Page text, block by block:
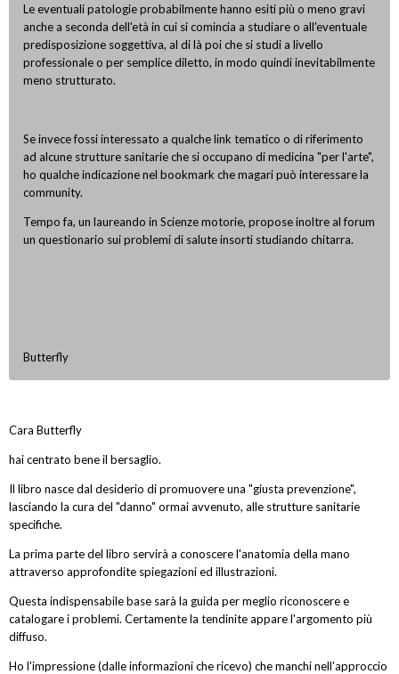
Le eventuali patologie probabilmente hanno esiti più o meno gravi
anche a seconda dell'età in cui si comincia a studiare o all'eventuale
predisposizione soggettiva, al di là poi che si studi a livello
professionale o per semplice diletto, in modo quindi inevitabilmente
meno strutturato.
Se invece fossi interessato a qualche link tematico o di riferimento
ad alcune strutture sanitarie che si occupano di medicina "per l'arte",
ho qualche indicazione nel bookmark che magari può interessare la
community.
Tempo fa, un laureando in Scienze motorie, propose inoltre al forum
un questionario sui problemi di salute insorti studiando chitarra.
Butterfly
Cara Butterfly
hai centrato bene il bersaglio.
Il libro nasce dal desiderio di promuovere una "giusta prevenzione",
lasciando la cura del "danno" ormai avvenuto, alle strutture sanitarie
specifiche.
La prima parte del libro servirà a conoscere l'anatomia della mano
attraverso approfondite spiegazioni ed illustrazioni.
Questa indispensabile base sarà la guida per meglio riconoscere e
catalogare i problemi. Certamente la tendinite appare l'argomento più
diffuso.
Ho l'impressione (dalle informazioni che ricevo) che manchi nell'approccio